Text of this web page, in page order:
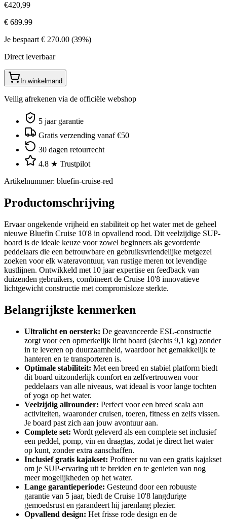
€420,99
€ 689.99
Je bespaart € 270.00 (39%)
Direct leverbaar
In winkelmand
Veilig afrekenen via de officiële webshop
5 jaar garantie
Gratis verzending vanaf €50
30 dagen retourrecht
4.8 ★ Trustpilot
Artikelnummer: bluefin-cruise-red
Productomschrijving
Ervaar ongekende vrijheid en stabiliteit op het water met de geheel
nieuwe Bluefin Cruise 10'8 in opvallend rood. Dit veelzijdige SUP-
board is de ideale keuze voor zowel beginners als gevorderde
peddelaars die een betrouwbare en gebruiksvriendelijke metgezel
zoeken voor elk wateravontuur, van rustige meren tot levendige
kustlijnen. Ontwikkeld met 10 jaar expertise en feedback van
duizenden gebruikers, combineert de Cruise 10'8 innovatieve
lichtgewicht constructie met compromisloze sterkte.
Belangrijkste kenmerken
Ultralicht en oersterk: De geavanceerde ESL-constructie
zorgt voor een opmerkelijk licht board (slechts 9,1 kg) zonder
in te leveren op duurzaamheid, waardoor het gemakkelijk te
hanteren en te transporteren is.
Optimale stabiliteit: Met een breed en stabiel platform biedt
dit board uitzonderlijk comfort en zelfvertrouwen voor
peddelaars van alle niveaus, wat ideaal is voor lange tochten
of yoga op het water.
Veelzijdig allrounder: Perfect voor een breed scala aan
activiteiten, waaronder cruisen, toeren, fitness en zelfs vissen.
Je board past zich aan jouw avontuur aan.
Complete set: Wordt geleverd als een complete set inclusief
een peddel, pomp, vin en draagtas, zodat je direct het water
op kunt, zonder extra aanschaffen.
Inclusief gratis kajakset: Profiteer nu van een gratis kajakset
om je SUP-ervaring uit te breiden en te genieten van nog
meer mogelijkheden op het water.
Lange garantieperiode: Gesteund door een robuuste
garantie van 5 jaar, biedt de Cruise 10'8 langdurige
gemoedsrust en garandeert hij jarenlang plezier.
Opvallend design: Het frisse rode design en de